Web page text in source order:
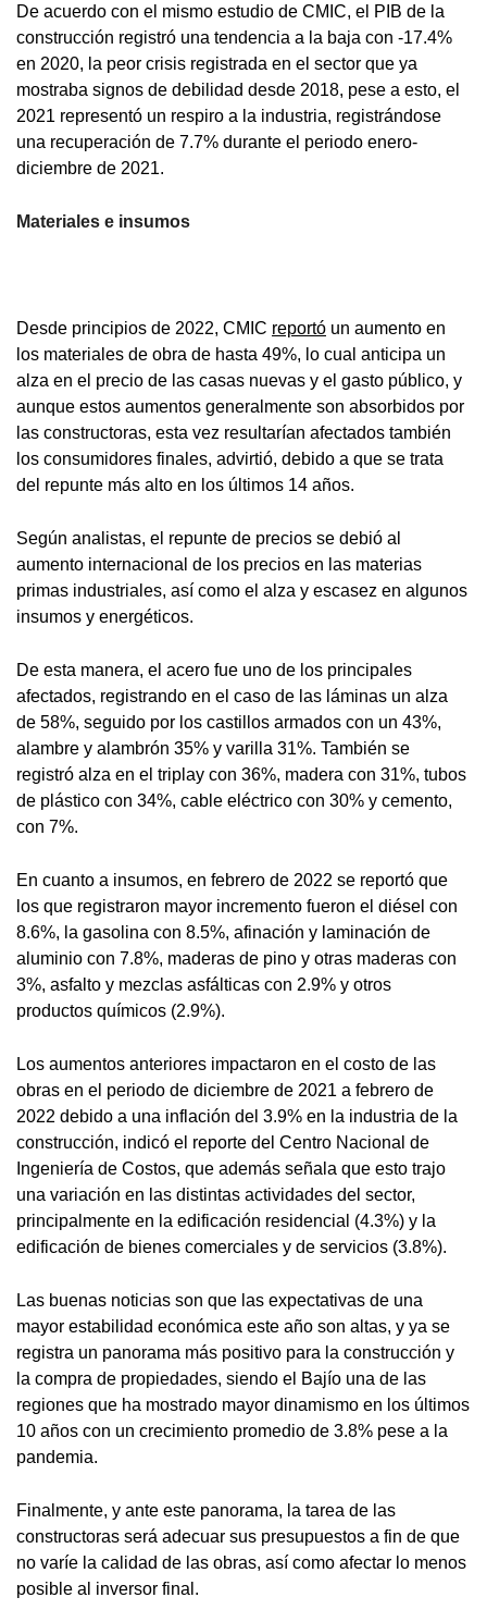
De acuerdo con el mismo estudio de CMIC, el PIB de la
construcción registró una tendencia a la baja con -17.4%
en 2020, la peor crisis registrada en el sector que ya
mostraba signos de debilidad desde 2018, pese a esto, el
2021 representó un respiro a la industria, registrándose
una recuperación de 7.7% durante el periodo enero-
diciembre de 2021.
Materiales e insumos
Desde principios de 2022, CMIC reportó un aumento en
los materiales de obra de hasta 49%, lo cual anticipa un
alza en el precio de las casas nuevas y el gasto público, y
aunque estos aumentos generalmente son absorbidos por
las constructoras, esta vez resultarían afectados también
los consumidores finales, advirtió, debido a que se trata
del repunte más alto en los últimos 14 años.
Según analistas, el repunte de precios se debió al
aumento internacional de los precios en las materias
primas industriales, así como el alza y escasez en algunos
insumos y energéticos.
De esta manera, el acero fue uno de los principales
afectados, registrando en el caso de las láminas un alza
de 58%, seguido por los castillos armados con un 43%,
alambre y alambrón 35% y varilla 31%. También se
registró alza en el triplay con 36%, madera con 31%, tubos
de plástico con 34%, cable eléctrico con 30% y cemento,
con 7%.
En cuanto a insumos, en febrero de 2022 se reportó que
los que registraron mayor incremento fueron el diésel con
8.6%, la gasolina con 8.5%, afinación y laminación de
aluminio con 7.8%, maderas de pino y otras maderas con
3%, asfalto y mezclas asfálticas con 2.9% y otros
productos químicos (2.9%).
Los aumentos anteriores impactaron en el costo de las
obras en el periodo de diciembre de 2021 a febrero de
2022 debido a una inflación del 3.9% en la industria de la
construcción, indicó el reporte del Centro Nacional de
Ingeniería de Costos, que además señala que esto trajo
una variación en las distintas actividades del sector,
principalmente en la edificación residencial (4.3%) y la
edificación de bienes comerciales y de servicios (3.8%).
Las buenas noticias son que las expectativas de una
mayor estabilidad económica este año son altas, y ya se
registra un panorama más positivo para la construcción y
la compra de propiedades, siendo el Bajío una de las
regiones que ha mostrado mayor dinamismo en los últimos
10 años con un crecimiento promedio de 3.8% pese a la
pandemia.
Finalmente, y ante este panorama, la tarea de las
constructoras será adecuar sus presupuestos a fin de que
no varíe la calidad de las obras, así como afectar lo menos
posible al inversor final.